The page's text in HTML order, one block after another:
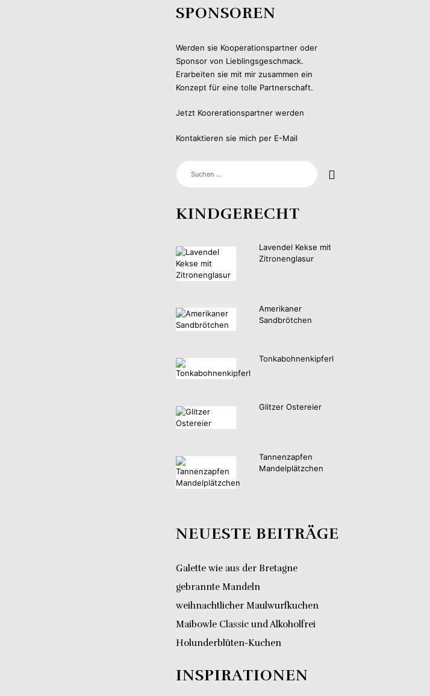
SPONSOREN
Werden sie Kooperationspartner oder
Sponsor von Lieblingsgeschmack.
Erarbeiten sie mit mir zusammen ein
Konzept für eine tolle Partnerschaft.
Jetzt Koorerationspartner werden
Kontaktieren sie mich per E-Mail
SUCHEN
NACH:
KINDGERECHT
Lavendel Kekse mit
Zitronenglasur
Amerikaner
Sandbrötchen
Tonkabohnenkipferl
Glitzer Ostereier
Tannenzapfen
Mandelplätzchen
NEUESTE BEITRÄGE
Galette wie aus der Bretagne
gebrannte Mandeln
weihnachtlicher Maulwurfkuchen
Maibowle Classic und Alkoholfrei
Holunderblüten-Kuchen
INSPIRATIONEN